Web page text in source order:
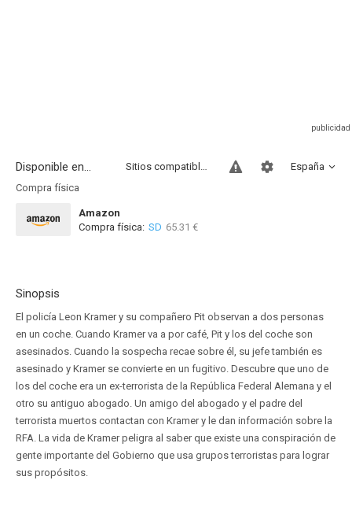
Disponible en... España
Sitios compatibles
Compra física
Amazon
Compra física: SD 65.31 €
Sinopsis
El policía Leon Kramer y su compañero Pit observan a dos personas
en un coche. Cuando Kramer va a por café, Pit y los del coche son
asesinados. Cuando la sospecha recae sobre él, su jefe también es
asesinado y Kramer se convierte en un fugitivo. Descubre que uno de
los del coche era un ex-terrorista de la República Federal Alemana y el
otro su antiguo abogado. Un amigo del abogado y el padre del
terrorista muertos contactan con Kramer y le dan información sobre la
RFA. La vida de Kramer peligra al saber que existe una conspiración de
gente importante del Gobierno que usa grupos terroristas para lograr
sus propósitos.